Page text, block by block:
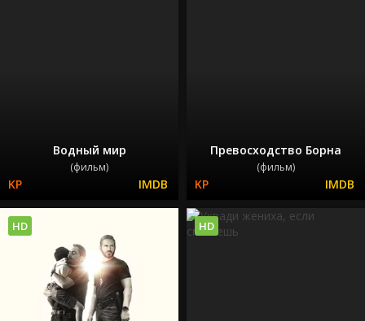
Водный мир
(фильм)
Превосходство Борна
(фильм)
HD HD